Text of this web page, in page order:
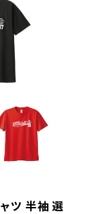
ツ 半袖 選